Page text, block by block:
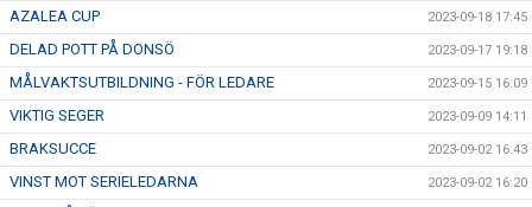
AZALEA CUP 2023-09-18 17:45
DELAD POTT PÅ DONSÖ 2023-09-17 19:18
MÅLVAKTSUTBILDNING - FÖR LEDARE 2023-09-15 16:09
VIKTIG SEGER 2023-09-09 14:11
BRAKSUCCE 2023-09-02 16:43
VINST MOT SERIELEDARNA 2023-09-02 16:20